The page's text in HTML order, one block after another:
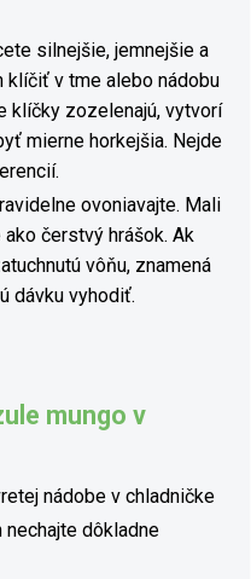
silnejšie, jemnejšie a
klíčiť v tme alebo nádobu
klíčky zozelenajú, vytvorí
mierne horkejšia. Nejde
ovoniavajte. Mali
čerstvý hrášok. Ak
vôňu, znamená
dávku vyhodiť.
mungo v
nádobe v chladničke
nechajte dôkladne